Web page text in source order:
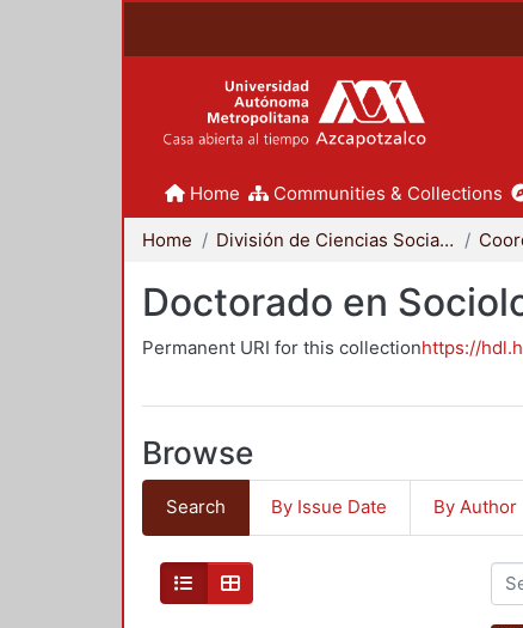
Home Communities & Collections
Home División de Ciencias Sociales y Humanidades
Doctorado en
Permanent URI for this collectionhttps://
Browse
Search By Issue Date By Author